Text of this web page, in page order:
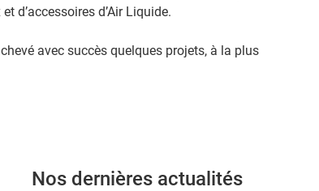
d’accessoires d’Air Liquide.
avec succès quelques projets, à la plus
Nos dernières actualités